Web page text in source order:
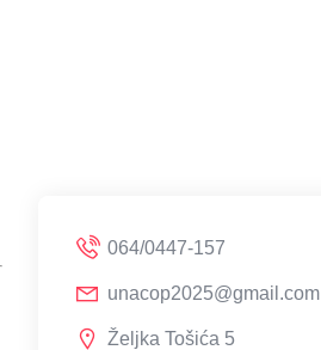
064/0447-157
unacop2025@gmail.com
Željka Tošića 5